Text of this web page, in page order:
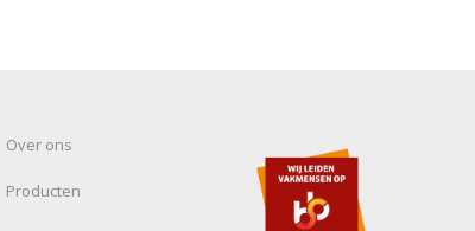
Over ons
Producten